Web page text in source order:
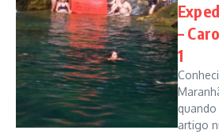
–
1
artigo